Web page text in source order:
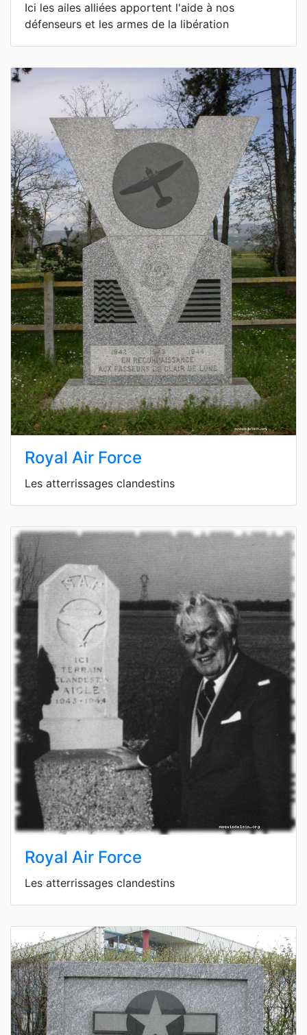
Ici les ailes alliées apportent l'aide à nos
défenseurs et les armes de la libération
Royal Air Force
Les atterrissages clandestins
Royal Air Force
Les atterrissages clandestins